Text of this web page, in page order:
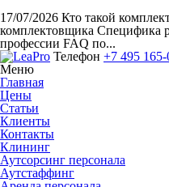
17/07/2026 Кто такой
комплектовщика Специфика
профессии FAQ по...
Телефон +7 495
Меню
Главная
Цены
Статьи
Клиенты
Контакты
Клининг
Аутсорсинг персонала
Аутстаффинг